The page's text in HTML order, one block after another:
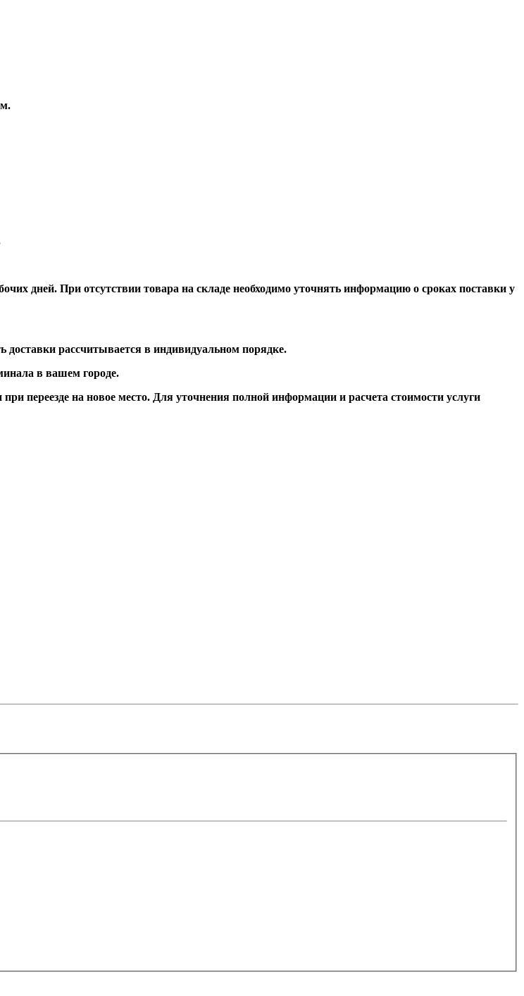
дней. При отсутствии товара на складе необходимо уточнять информацию о сроках поставки у
рассчитывается в индивидуальном порядке.
в вашем городе.
переезде на новое место. Для уточнения полной информации и расчета стоимости услуги